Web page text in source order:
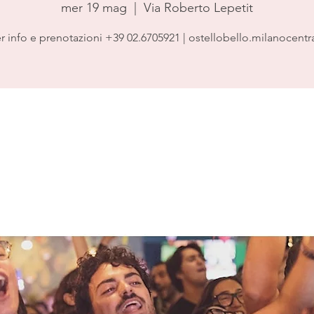
mer 19 mag Via Roberto Lepetit
info e prenotazioni +39 02.6705921 |